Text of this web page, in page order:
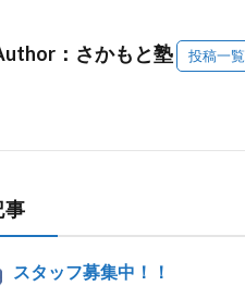
：さかもと塾 投稿一覧
事
スタッフ募集中！！